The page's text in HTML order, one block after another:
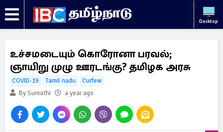
Desktop
உச்சமடையும் கொரோனா பரவல்;
ஞாயிறு முழு ஊரடங்கு? தமிழக அரசு
COVID-19 Tamil nadu
Curfew
By Sumathi
a year ago